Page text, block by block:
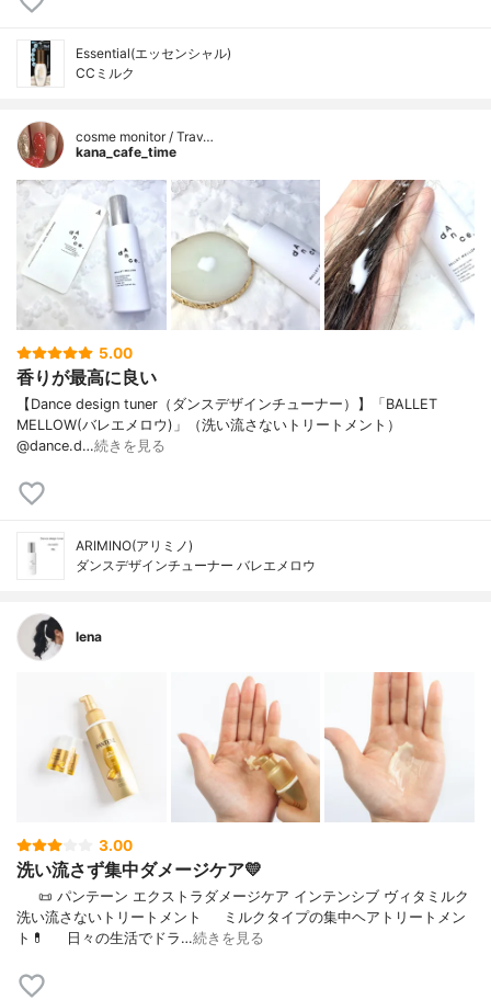
Essential(エッセンシャル)
CCミルク
cosme monitor / Trav…
kana_cafe_time
5.00
香りが最高に良い
【Dance design tuner（ダンスデザインチューナー）】「BALLET
MELLOW(バレエメロウ)」（洗い流さないトリートメント）
@dance.d…続きを見る
ARIMINO(アリミノ)
ダンスデザインチューナー バレエメロウ
lena
3.00
洗い流さず集中ダメージケア💛
⠀⠀📜 パンテーン エクストラダメージケア インテンシブ ヴィタミルク
洗い流さないトリートメント⠀⠀ミルクタイプの集中ヘアトリートメン
ト💊⠀⠀日々の生活でドラ…続きを見る